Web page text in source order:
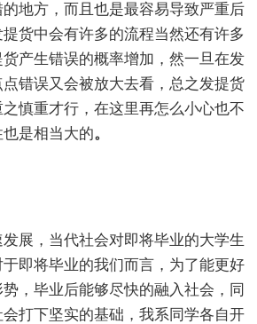
地方，而且也是最容易导致严重后
货中会有许多的流程当然还有许多
产生错误的概率增加，然一旦在发
错误又会被放大去看，总之发提货
慎重才行，在这里再怎么小心也不
是相当大的。
展，当代社会对即将毕业的大学生
即将毕业的我们而言，为了能更好
，毕业后能够尽快的融入社会，同
打下坚实的基础，我系同学各自开